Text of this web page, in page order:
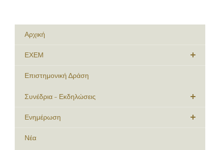
Αρχική
ΕΧΕΜ
Επιστημονική Δράση
Συνέδρια - Εκδηλώσεις
Ενημέρωση
Νέα